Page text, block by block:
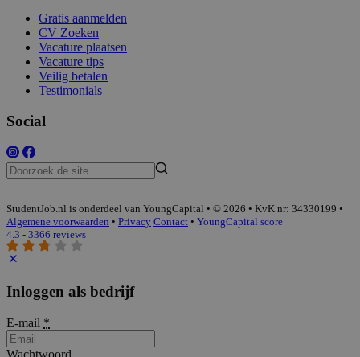
Gratis aanmelden
CV Zoeken
Vacature plaatsen
Vacature tips
Veilig betalen
Testimonials
Social
StudentJob.nl is onderdeel van YoungCapital • © 2026 • KvK nr: 34330199 •
Algemene voorwaarden • Privacy Contact • YoungCapital score
4.3 - 3366 reviews
Inloggen als bedrijf
E-mail *